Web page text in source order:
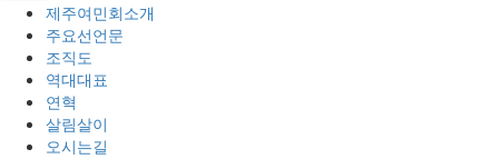
제주여민회소개
주요선언문
조직도
역대대표
연혁
살림살이
오시는길